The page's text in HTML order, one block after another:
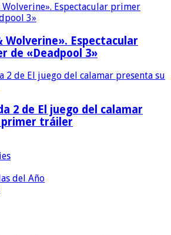
Wolverine». Espectacular
de «Deadpool 3»
2 de El juego del calamar
primer tráiler
del Año